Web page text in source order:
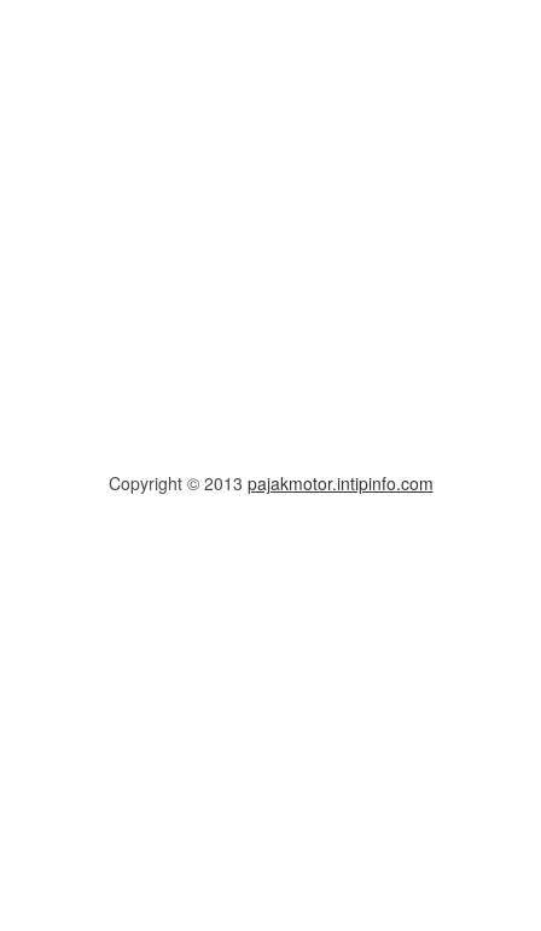
Copyright © 2013 pajakmotor.intipinfo.com